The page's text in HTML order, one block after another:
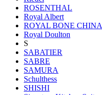
ROSENTHAL
Royal Albert
ROYAL BONE CHINA
Royal Doulton
S
SABATIER
SABRE
SAMURA
Schulthess
SHISHI